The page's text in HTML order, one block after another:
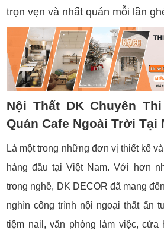
trọn vẹn và nhất quán mỗi lần
Nội Thất DK Chuyên
Quán Cafe Ngoài Trời Tại
Là một trong những đơn vị thiết kế
hàng đầu tại Việt Nam. Với hơn
trong nghề, DK DECOR đã mang
nghìn công trình nội ngoại thất ấn
tiệm nail, văn phòng làm việc,